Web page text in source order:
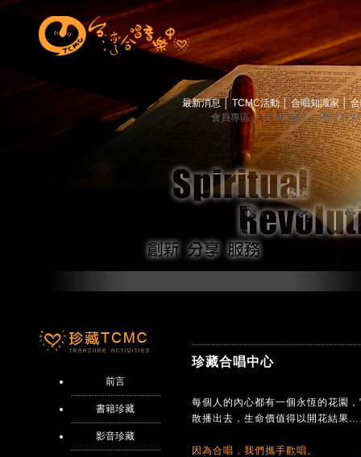
最新消息 TCMC活動│ 合唱知識家│
會員專區│ TCMC會訊│ 關於
前言
書籍珍藏
影音珍藏
珍藏合唱中心
每個人的內心都有一個永恆的花園
散播出去，生命價值得以開花結果
因為合唱，我們攜手歡唱。